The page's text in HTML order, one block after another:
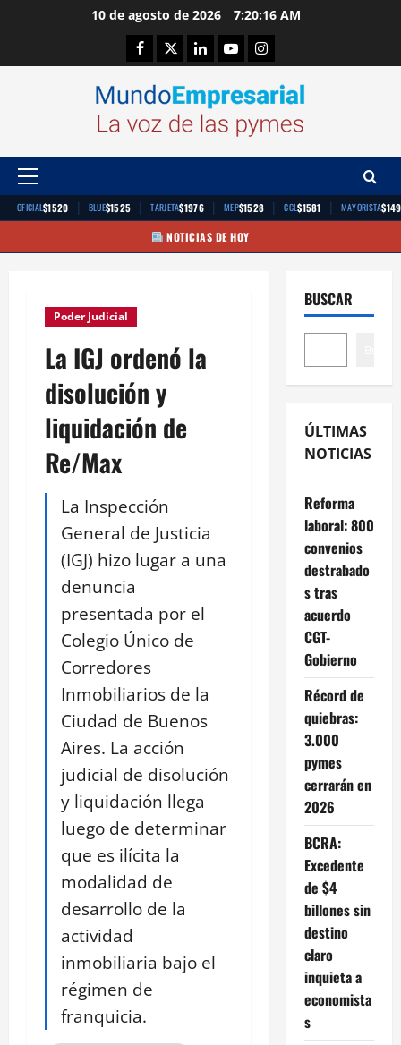
10 de agosto de 2026 7:20:17 AM
Facebook
TwitterLinkedinYoutubeInstagram
Menú
principal
OFICIAL$1520 | BLUE$1525 | TARJETA$1976 | MEP$1528 | CCL$1581 | MAYORISTA
NOTICIAS DE HOY
Poder Judicial
La IGJ ordenó la
disolución y
liquidación de
Re/Max
La Inspección
General de Justicia
(IGJ) hizo lugar a una
denuncia
presentada por el
Colegio Único de
Corredores
Inmobiliarios de la
Ciudad de Buenos
Aires. La acción
judicial de disolución
y liquidación llega
luego de determinar
que es ilícita la
modalidad de
desarrollo de la
actividad
inmobiliaria bajo el
régimen de
franquicia.
BUSCAR
ÚLTIMAS
NOTICIAS
Reforma
laboral: 800
convenios
destrabado
s tras
acuerdo
CGT-
Gobierno
Récord de
quiebras:
3.000
pymes
cerrarán en
2026
BCRA:
Excedente
de $4
billones sin
destino
claro
inquieta a
economista
s